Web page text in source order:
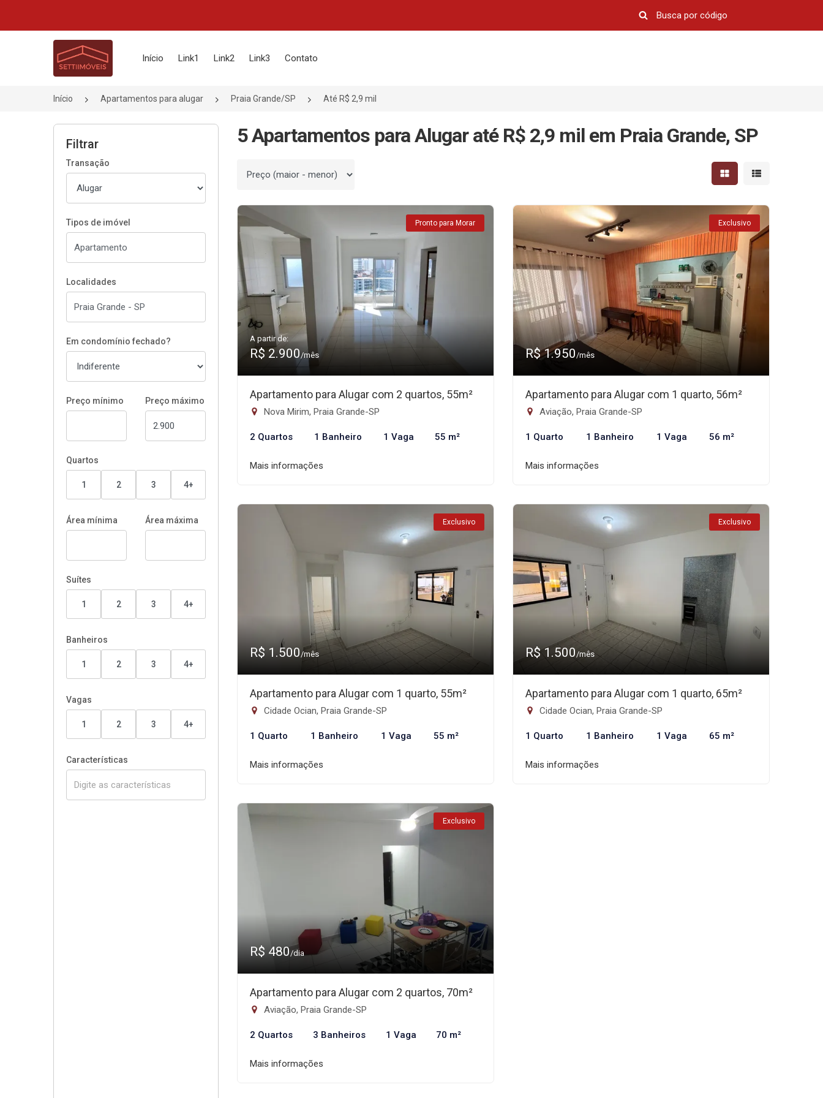
Página inicial
Início Link1 Link2 Link3 Contato
Início Apartamentos para alugar Praia Grande/SP Até R$ 2,9 mil
Filtrar
Transação
Tipos de imóvel
Localidades
Em condomínio fechado?
Preço mínimo Preço máximo
Quartos
1 2 3 4+
Área mínima Área máxima
Suítes
1 2 3 4+
Banheiros
1 2 3 4+
Vagas
1 2 3 4+
Características
5 Apartamentos para Alugar até R$ 2,9 mil em Praia Grande, SP
Ordenar por Mostrar resultados em
Mostrar
Pronto para Morar
A partir de:
R$ 2.900/mês
Apartamento para Alugar com 2 quartos, 55m²
Nova Mirim, Praia Grande-SP
2 Quartos 1 Banheiro 1 Vaga 55 m²
Mais informações
Exclusivo
R$ 1.950/mês
Apartamento para Alugar com 1 quarto, 56m²
Aviação, Praia Grande-SP
1 Quarto 1 Banheiro 1 Vaga 56 m²
Mais informações
Exclusivo
R$ 1.500/mês
Apartamento para Alugar com 1 quarto, 55m²
Cidade Ocian, Praia Grande-SP
1 Quarto 1 Banheiro 1 Vaga 55 m²
Mais informações
Exclusivo
R$ 1.500/mês
Apartamento para Alugar com 1 quarto, 65m²
Cidade Ocian, Praia Grande-SP
1 Quarto 1 Banheiro 1 Vaga 65 m²
Mais informações
Exclusivo
R$ 480/dia
Apartamento para Alugar com 2 quartos, 70m²
Aviação, Praia Grande-SP
2 Quartos 3 Banheiros 1 Vaga 70 m²
Mais informações